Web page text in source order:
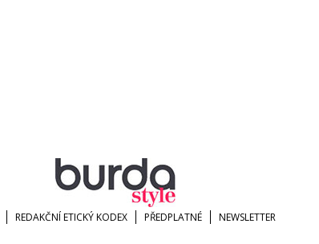
REDAKČNÍ ETICKÝ KODEX PŘEDPLATNÉ NEWSLETTER